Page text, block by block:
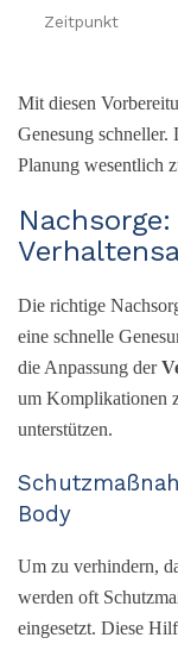
Zeitpunkt
Mit diesen
Genesung
Planung wesentlich
Die richtige
eine schnelle
die Anpassung der
um Komplikationen
unterstützen.
Body
Um zu verhindern,
werden oft
eingesetzt. Diese